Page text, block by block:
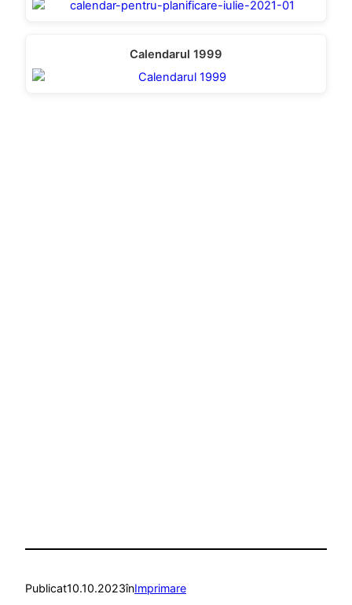
Calendarul 1999
Publicat10.10.2023înImprimare